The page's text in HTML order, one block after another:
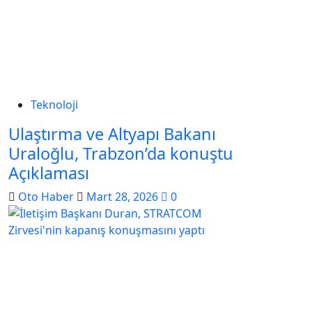
Teknoloji
Ulaştırma ve Altyapı Bakanı
Uraloğlu, Trabzon’da konuştu
Açıklaması
Oto Haber Mart 28, 2026 0